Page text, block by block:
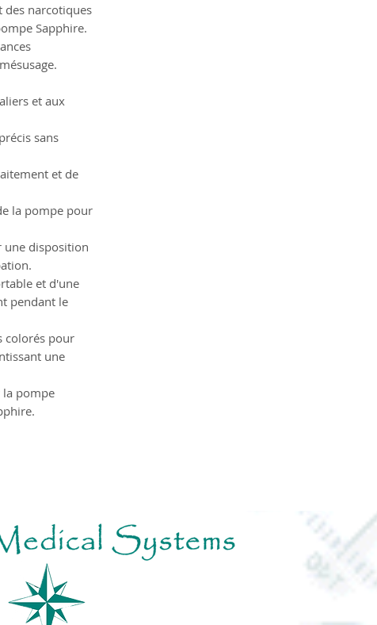
des narcotiques
Sapphire.
et aux
sans
et de
la pompe pour
une disposition
et d'une
pendant le
colorés pour
une
la pompe